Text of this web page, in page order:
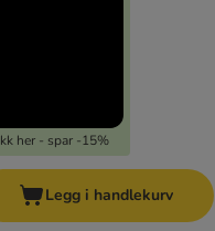
her - spar -15%
Legg i handlekurv